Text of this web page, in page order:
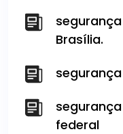
Brasília.
federal